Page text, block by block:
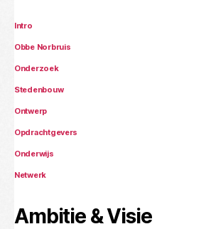
Intro
Obbe Norbruis
Onderzoek
Stedenbouw
Ontwerp
Opdrachtgevers
Onderwijs
Netwerk
Ambitie & Visie